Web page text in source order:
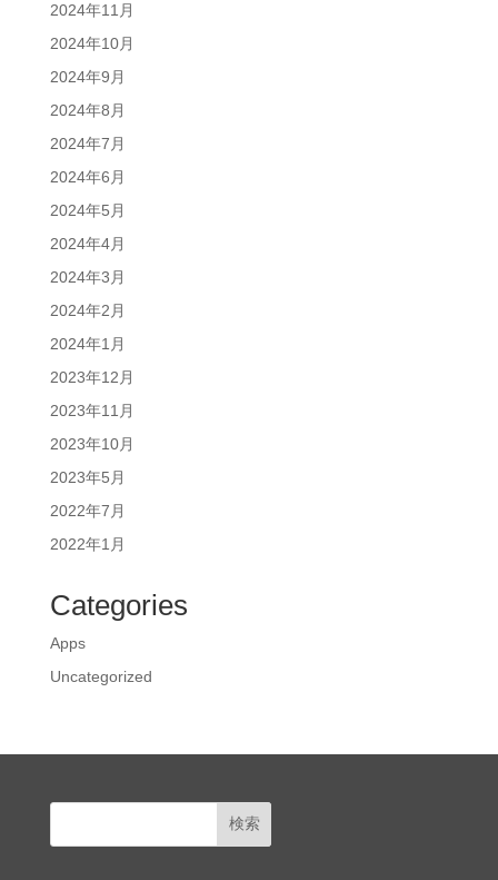
2024年11月
2024年10月
2024年9月
2024年8月
2024年7月
2024年6月
2024年5月
2024年4月
2024年3月
2024年2月
2024年1月
2023年12月
2023年11月
2023年10月
2023年5月
2022年7月
2022年1月
Categories
Apps
Uncategorized